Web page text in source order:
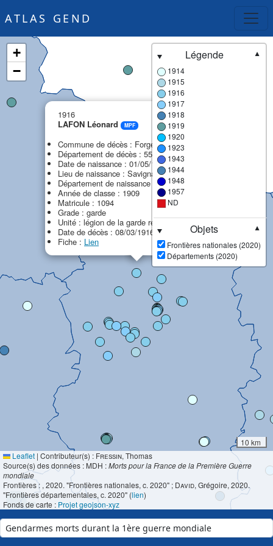
ATLAS GEND
1916
LAFON Léonard
MPF
Commune de décès : Forges-sur-Meuse
Département de décès : 55 - Meuse
Date de naissance : 01/05/1889
Lieu de naissance : Savignac-Lédrier
Département de naissance : 24 - Dordogne
Année de classe : 1909
Matricule : 1094
Grade : garde
Unité : légion de la garde républicaine (LGR)
Date de décès : 08/03/1916
Fiche : Lien
+
−
Légende
▼
1914
1915
1916
1917
1918
1919
1920
1923
1943
1944
1948
1957
ND
Objets
▼
Frontières nationales (2020)
Départements (2020)
10 km
Leaflet | Contributeur(s) : Fressin, Thomas
Source(s) des données : MDH :Morts pour la France de la Première Guerre
mondiale
Frontières : , 2020. "Frontières nationales, c. 2020" ; David, Grégoire, 2020.
"Frontières départementales, c. 2020" (lien)
Fonds de carte : Projet geojson-xyz